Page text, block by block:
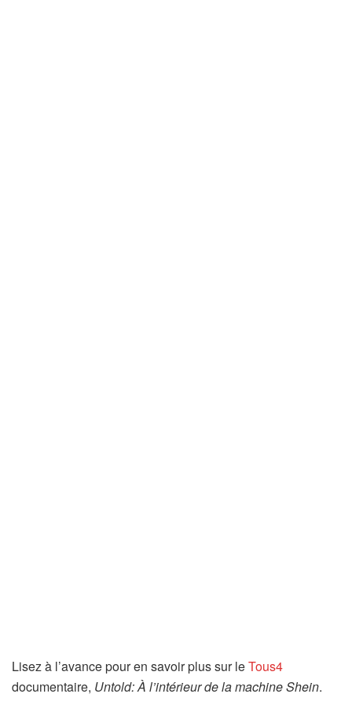
Lisez à l’avance pour en savoir plus sur leTous4
documentaire, Untold: À l’intérieur de la machine Shein.